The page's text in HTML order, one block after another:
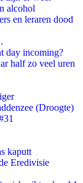
alcohol
en leraren dood
day incoming?
half zo veel uren
(Droogte)
kaputt
Eredivisie